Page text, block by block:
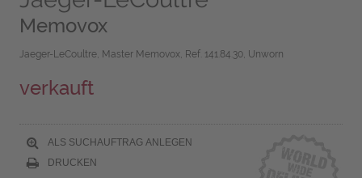
Memovox
Jaeger-LeCoultre, Master Memovox, Ref. 141.84.30, Unworn
verkauft
ALS SUCHAUFTRAG ANLEGEN
DRUCKEN